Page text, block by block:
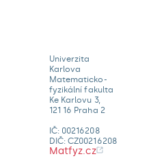
Univerzita
Karlova
Matematicko-
fyzikální fakulta
Ke Karlovu 3,
121 16 Praha 2
IČ: 00216208
DIČ: CZ00216208
Matfyz.cz